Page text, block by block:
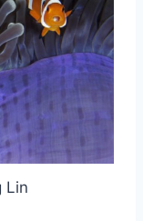
Lin